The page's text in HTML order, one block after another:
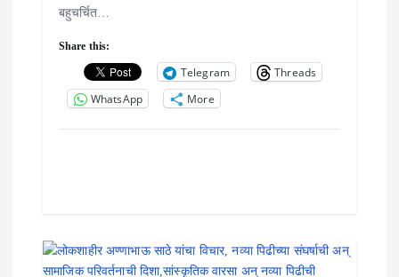
बहुचर्चित…
Share this:
Telegram
Threads
WhatsApp
More